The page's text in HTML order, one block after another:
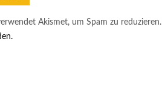
Akismet, um Spam zu reduzieren.